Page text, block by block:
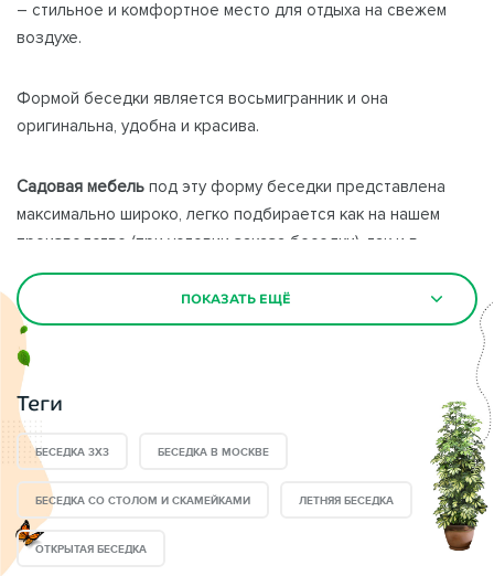
– стильное и комфортное место для отдыха на свежем
воздухе.
Формой беседки является восьмигранник и она
оригинальна, удобна и красива.
Садовая мебель под эту форму беседки представлена
максимально широко, легко подбирается как на нашем
производстве (при условии заказа беседки), так и в
магазинах Москвы и Московской области.
Беседкаимеет 1 вход. Высота входной группы беседки- 2.4
метра. Любой предмет интерьера и самый высокий гость
попадет в беседку без осложнений
Размер беседки 1711 позволяет разместить в ней
компанию из 12-15 человек. Ваши друзья и родные будут
всегда довольны Вашим приобретением именно такой
беседки.
ПОКАЗАТЬ ЕЩЁ
ПОКАЗАТЬ ЕЩЁ
Теги
БЕСЕДКА 3Х3 БЕСЕДКА В МОСКВЕ
БЕСЕДКА СО СТОЛОМ И СКАМЕЙКАМИ ЛЕТНЯЯ БЕСЕДКА
ОТКРЫТАЯ БЕСЕДКА